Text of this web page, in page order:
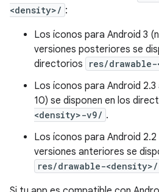
<density>/ :
Los íconos para Android 3
versiones posteriores se
directorios
res/
Los íconos para Android 2.3
10) se disponen en los
<density>-v9/ .
Los íconos para Android 2.2
versiones anteriores se
res/drawable-<density>/